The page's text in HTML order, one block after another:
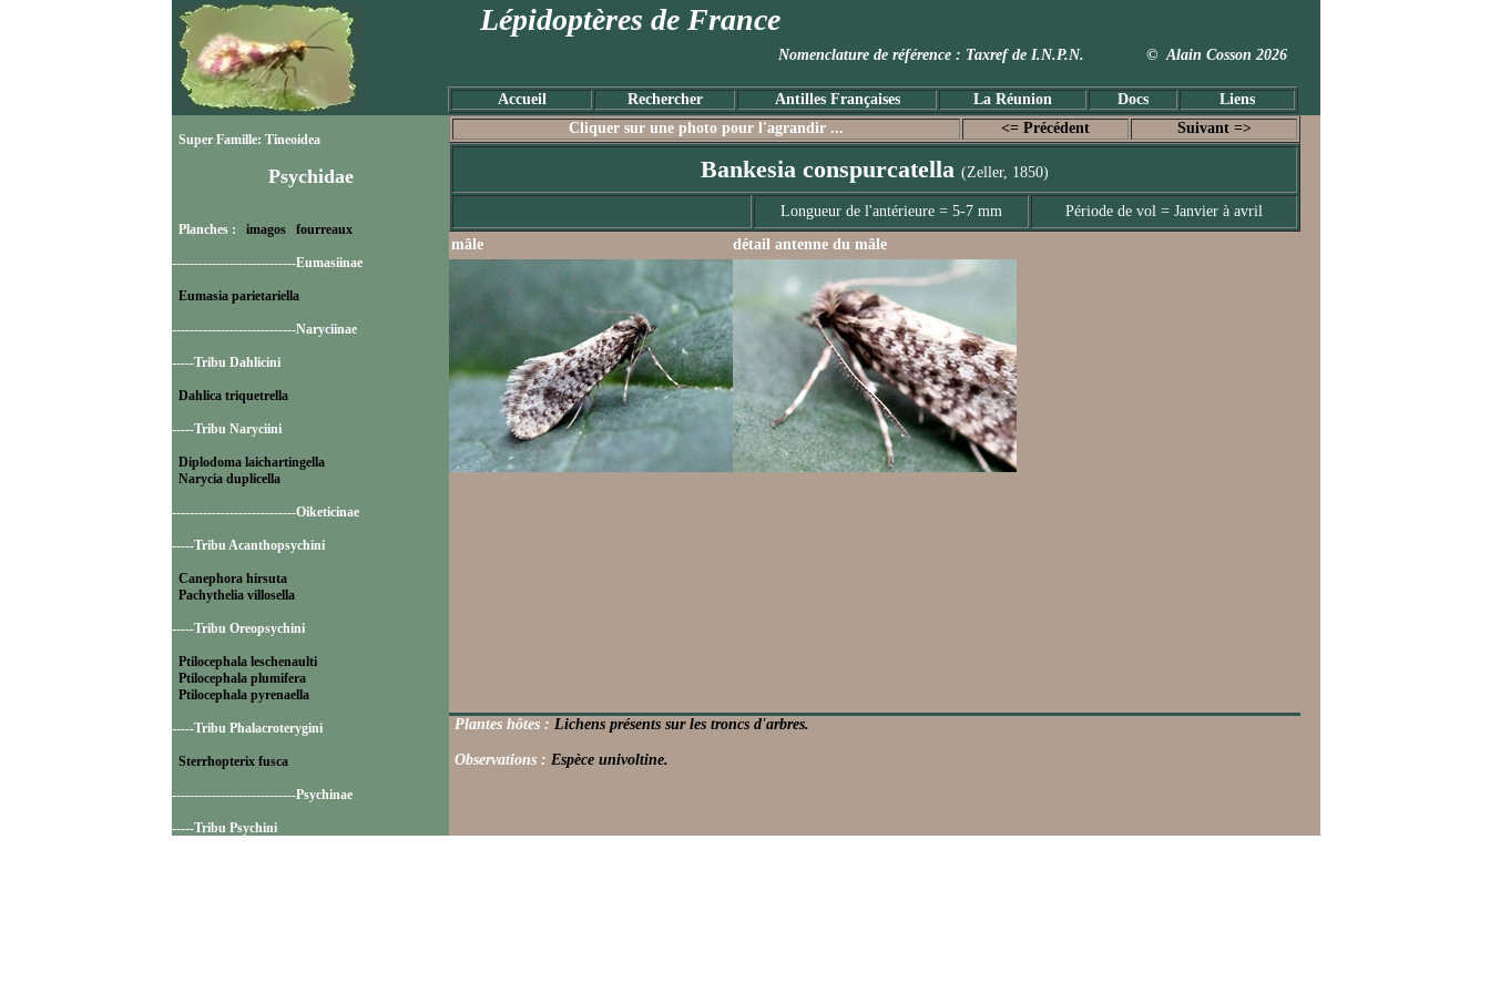
Lépidoptères de France
Nomenclature de référence : Taxref de I.N.P.N. © Alain Cosson 2026
Accueil Rechercher Antilles Françaises La Réunion Docs Liens
Super Famille: Tineoidea
Psychidae
Planches : imagos fourreaux
----------------------------Eumasiinae
Eumasia parietariella
----------------------------Naryciinae
-----Tribu Dahlicini
Dahlica triquetrella
-----Tribu Naryciini
Diplodoma laichartingella
Narycia duplicella
----------------------------Oiketicinae
-----Tribu Acanthopsychini
Canephora hirsuta
Pachythelia villosella
-----Tribu Oreopsychini
Ptilocephala leschenaulti
Ptilocephala plumifera
Ptilocephala pyrenaella
-----Tribu Phalacroterygini
Sterrhopterix fusca
----------------------------Psychinae
-----Tribu Psychini
Cliquer sur une photo pour l'agrandir ... <= Précédent Suivant =>
Bankesia conspurcatella (Zeller, 1850)
Longueur de l'antérieure = 5-7 mm
Période de vol = Janvier à avril
mâle
détail antenne du mâle
Plantes hôtes : Lichens présents sur les troncs d'arbres.
Observations : Espèce univoltine.